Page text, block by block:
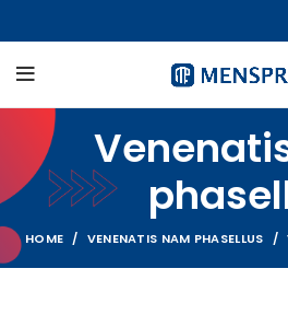
HOME VENENATIS NAM PHASELLUS